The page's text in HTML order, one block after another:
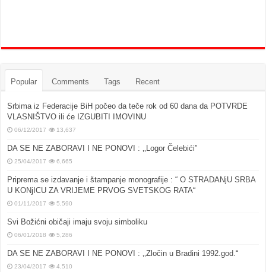
Popular Comments Tags Recent
Srbima iz Federacije BiH počeo da teče rok od 60 dana da POTVRDE
VLASNIŠTVO ili će IZGUBITI IMOVINU
06/12/2017 13,637
DA SE NE ZABORAVI I NE PONOVI : ‚‚Logor Čelebići”
25/04/2017 6,665
Priprema se izdavanje i štampanje monografije : “ O STRADANjU SRBA
U KONjICU ZA VRIJEME PRVOG SVETSKOG RATA“
01/11/2017 5,590
Svi Božićni običaji imaju svoju simboliku
06/01/2018 5,286
DA SE NE ZABORAVI I NE PONOVI : ‚‚Zločin u Bradini 1992.god.“
23/04/2017 4,510